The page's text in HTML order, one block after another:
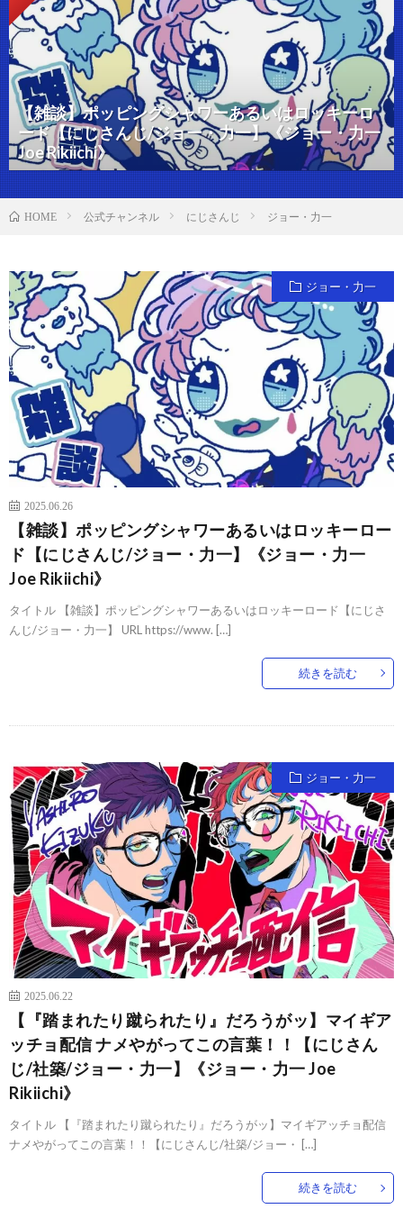
【雑談】ポッピングシャワーあるいはロッキーロ
ード【にじさんじ/ジョー・力一】《ジョー・力一
Joe Rikiichi》
HOME 公式チャンネル にじさんじ ジョー・力一
ジョー・力一
2025.06.26
【雑談】ポッピングシャワーあるいはロッキーロー
ド【にじさんじ/ジョー・力一】《ジョー・力一
Joe Rikiichi》
タイトル 【雑談】ポッピングシャワーあるいはロッキーロード【にじさ
んじ/ジョー・力一】 URL https://www. […]
続きを読む
ジョー・力一
2025.06.22
【『踏まれたり蹴られたり』だろうがッ】マイギア
ッチョ配信 ナメやがってこの言葉！！【にじさん
じ/社築/ジョー・力一】《ジョー・力一 Joe
Rikiichi》
タイトル 【『踏まれたり蹴られたり』だろうがッ】マイギアッチョ配信
ナメやがってこの言葉！！【にじさんじ/社築/ジョー・ […]
続きを読む